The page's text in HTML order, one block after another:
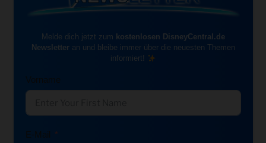
Melde dich jetzt zum kostenlosen DisneyCentral.de
Newsletteran und bleibe immer über die neuesten Themen
informiert!
Vorname
E-Mail